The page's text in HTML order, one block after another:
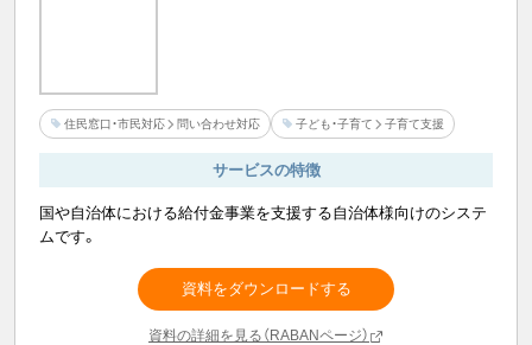
住民窓口・市民対応 問い合わせ対応 子ども・子育て 子育て支援
サービスの特徴
国や自治体における給付金事業を支援する自治体様向けのシステ
ムです。
資料をダウンロードする
資料の詳細を見る（RABANページ）